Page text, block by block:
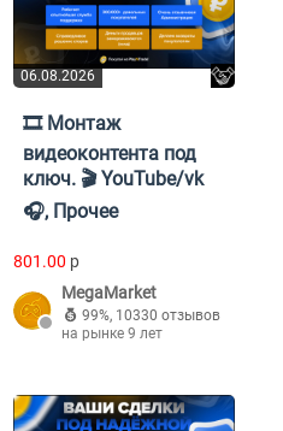
06.08.2026
🎞️ Монтаж
видеоконтента под
ключ. 🎬 YouTube/vk
🎧, Прочее
801.00 p
MegaMarket
99%, 10330 отзывов
на рынке 9 лет